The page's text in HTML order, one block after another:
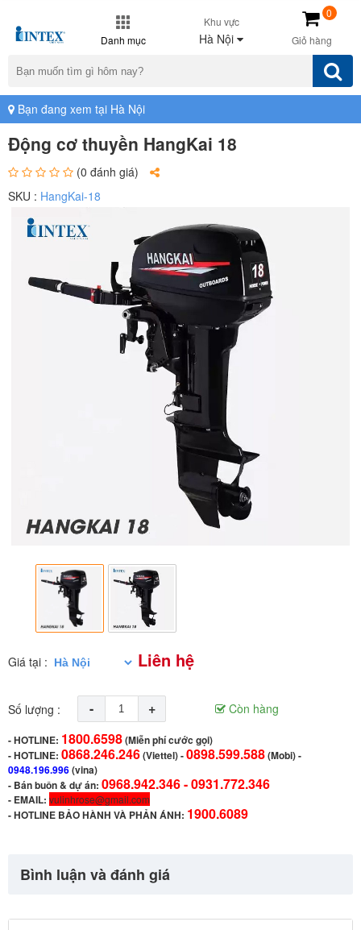
Danh mục
Khu vực
Hà Nội Giỏ hàng
0
Bạn đang xem tại Hà Nội
Động cơ thuyền HangKai 18
(0 đánh giá)
SKU : HangKai-18
Giá tại : Liên hệ
Số lượng : - + Còn hàng
-HOTLINE: 1800.6598(Miễn phí cước gọi)
- HOTLINE: 0868.246.246(Viettel)-0898.599.588(Mobi) -
0948.196.996(vina)
- Bán buôn & dự án: 0968.942.346 -0931.772.346
- EMAIL: vulinhrose@gmail.com
-HOTLINE BẢO HÀNH VÀ PHẢN ÁNH: 1900.6089
Bình luận và đánh giá